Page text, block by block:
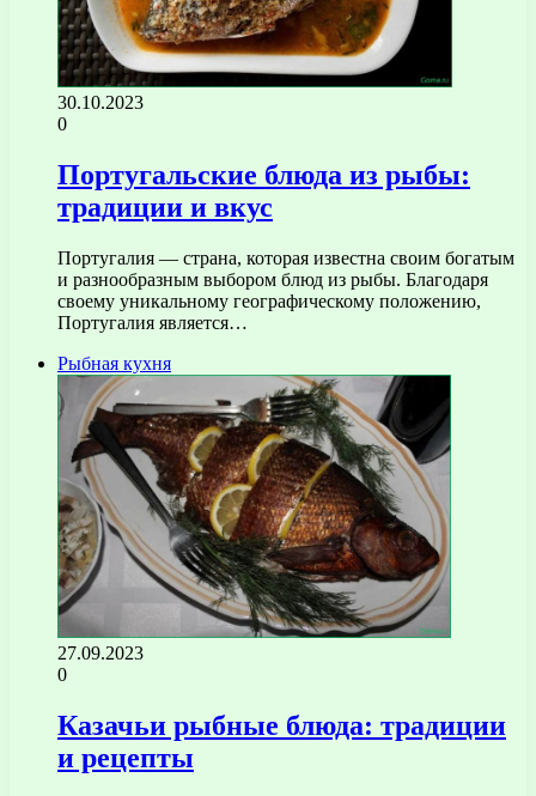
30.10.2023
0
Португальские блюда из рыбы:
традиции и вкус
Португалия — страна, которая известна своим богатым
и разнообразным выбором блюд из рыбы. Благодаря
своему уникальному географическому положению,
Португалия является…
Рыбная кухня
27.09.2023
0
Казачьи рыбные блюда: традиции
и рецепты